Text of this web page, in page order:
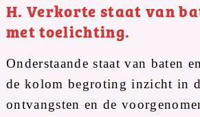
H. Verkorte staat van
met toelichting.
Onderstaande staat van baten
de kolom begroting inzicht in
ontvangsten en de